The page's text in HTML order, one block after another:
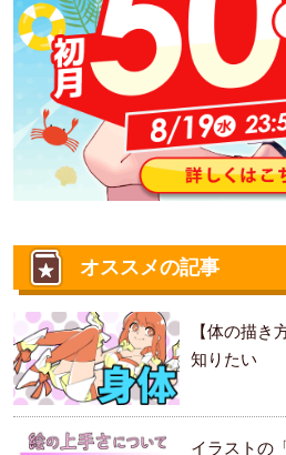
オススメの記事
【体の描き
知りたい
イラストの